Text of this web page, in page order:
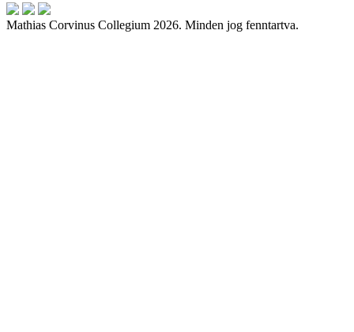
Mathias Corvinus Collegium 2026. Minden jog fenntartva.